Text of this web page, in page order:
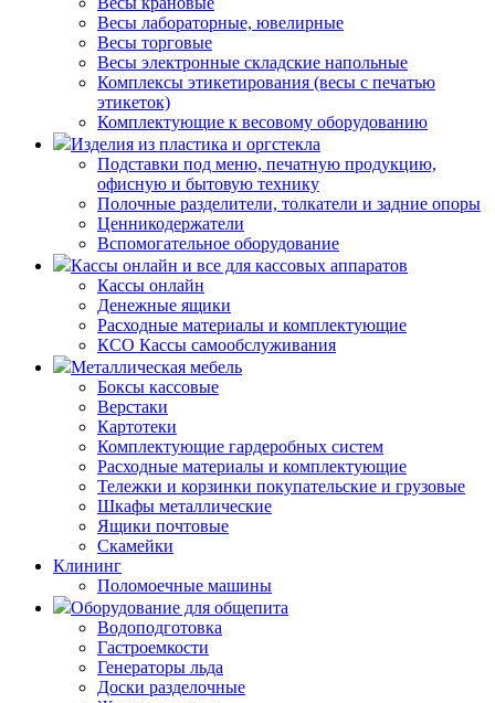
Весы лабораторные, ювелирные
Весы торговые
Весы электронные складские напольные
Комплексы этикетирования (весы с печатью
этикеток)
Комплектующие к весовому оборудованию
Изделия из пластика и оргстекла
Подставки под меню, печатную продукцию,
офисную и бытовую технику
Полочные разделители, толкатели и задние опоры
Ценникодержатели
Вспомогательное оборудование
Кассы онлайн и все для кассовых аппаратов
Кассы онлайн
Денежные ящики
Расходные материалы и комплектующие
КСО Кассы самообслуживания
Металлическая мебель
Боксы кассовые
Верстаки
Картотеки
Комплектующие гардеробных систем
Расходные материалы и комплектующие
Тележки и корзинки покупательские и грузовые
Шкафы металлические
Ящики почтовые
Скамейки
Клининг
Поломоечные машины
Оборудование для общепита
Водоподготовка
Гастроемкости
Генераторы льда
Доски разделочные